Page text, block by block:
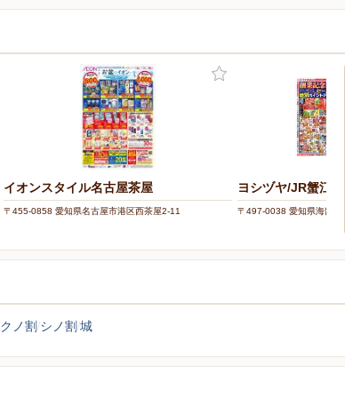
イオンスタイル名古屋茶屋
〒455-0858 愛知県名古屋市港区西茶屋2-11
ヨシヅヤ/JR蟹江駅
〒497-0038 愛知県海部郡
クノ割 シノ割 城